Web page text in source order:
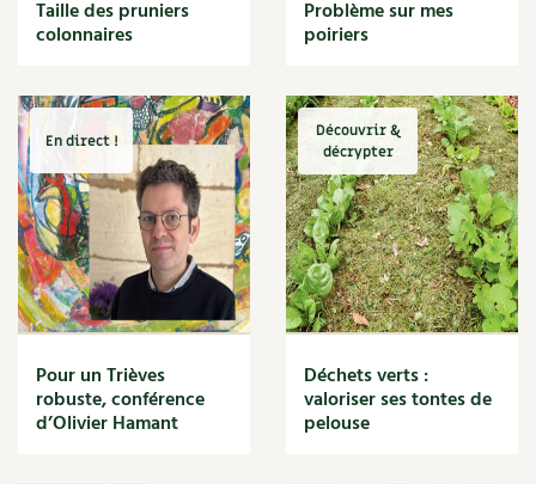
Cuisine saine
Décoration
DIY
Eau
Énergie
Enfants
Expérimentation
Fleur
Jardin bio
Légumes
Légumineuse
Maïs doux
Maison saine
Taille des pruniers
colonnaires
Problème sur mes
poiriers
En direct !
Pour un Trièves
robuste, conférence
d’Olivier Hamant
Découvrir &
décrypter
Déchets verts :
valoriser ses tontes de
pelouse